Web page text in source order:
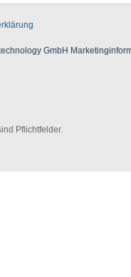
GmbH
Pflichtfelder.